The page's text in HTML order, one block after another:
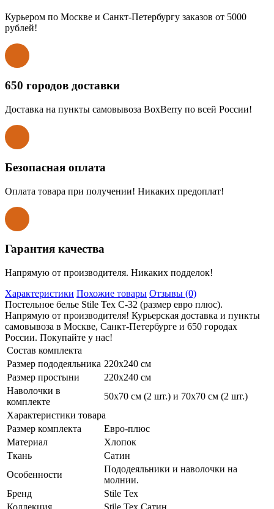
Курьером по Москве и Санкт-Петербургу заказов от 5000
рублей!
650 городов доставки
Доставка на пункты самовывоза BoxBerry по всей России!
Безопасная оплата
Оплата товара при получении! Никаких предоплат!
Гарантия качества
Напрямую от производителя. Никаких подделок!
Характеристики Похожие товары Отзывы (0)
Постельное белье Stile Tex C-32 (размер евро плюс).
Напрямую от производителя! Курьерская доставка и пункты
самовывоза в Москве, Санкт-Петербурге и 650 городах
России. Покупайте у нас!
Состав комплекта
Размер пододеяльника 220х240 см
Размер простыни
220х240 см
Наволочки в
комплекте
50х70 см (2 шт.) и 70х70 см (2 шт.)
Характеристики товара
Размер комплекта
Евро-плюс
Материал
Хлопок
Ткань
Сатин
Особенности
Пододеяльники и наволочки на
молнии.
Бренд
Stile Tex
Коллекция
Stile Tex Сатин